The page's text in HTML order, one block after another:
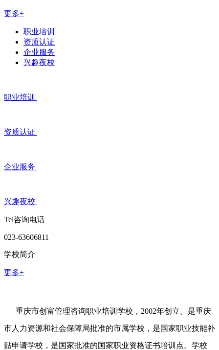
更多+
职业培训
资质认证
企业服务
兴趣夜校
职业培训
资质认证
企业服务
兴趣夜校
Tel咨询电话
023-63606811
学校简介
更多+
重庆市创富管理咨询职业培训学校，2002年创立。是重庆
市人力资源和社会保障局批准的市属学校，是国家职业技能补
贴申请学校，是国家批准的国家职业资格证书培训点。学校